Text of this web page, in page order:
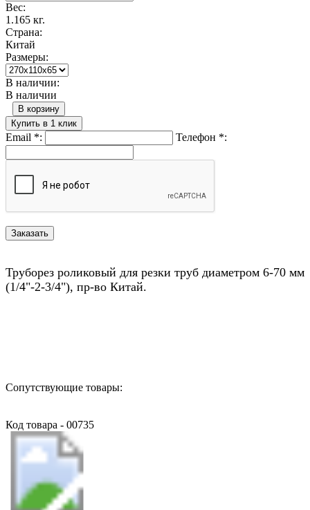
Вес:
1.165 кг.
Страна:
Китай
Размеры:
В наличии:
В наличии
В корзину
Купить в 1 клик
Email *: Телефон *:
Труборез роликовый для резки труб диаметром 6-70 мм
(1/4"-2-3/4"), пр-во Китай.
Сопутствующие товары:
Код товара - 00735